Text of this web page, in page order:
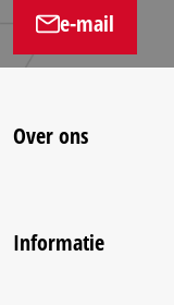
e-mail
Over ons
Informatie